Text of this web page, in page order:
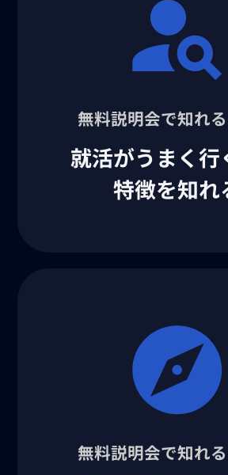
無料説明会で知れ
就活がうまく行
特徴を知れ
無料説明会で知れ